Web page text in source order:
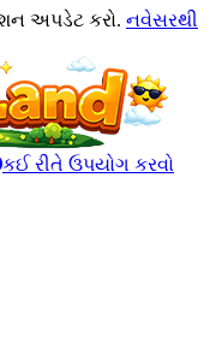
અપડેટ કરો. નવેસરથી
કઈ રીતે ઉપયોગ કરવો